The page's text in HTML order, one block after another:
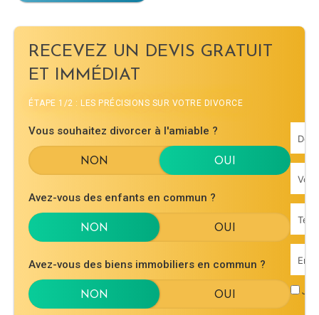
RECEVEZ UN DEVIS GRATUIT
ET IMMÉDIAT
ÉTAPE 1/2 : LES PRÉCISIONS SUR VOTRE DIVORCE
Vous souhaitez divorcer à l'amiable ?
Avez-vous des enfants en commun ?
Avez-vous des biens immobiliers en commun ?